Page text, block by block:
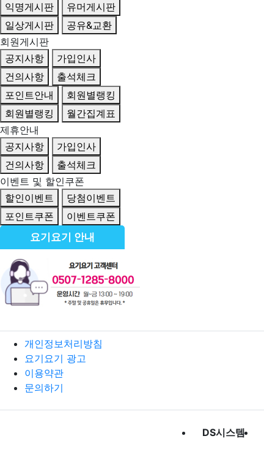
익명게시판
유머게시판
일상게시판
공유&교환
회원게시판
공지사항
가입인사
건의사항
출석체크
포인트안내
회원별랭킹
회원별랭킹
월간집계표
제휴안내
공지사항
가입인사
건의사항
출석체크
이벤트 및 할인쿠폰
할인이벤트
당첨이벤트
포인트쿠폰
이벤트쿠폰
요기요기 안내
개인정보처리방침
요기요기 광고
이용약관
문의하기
DS시스템